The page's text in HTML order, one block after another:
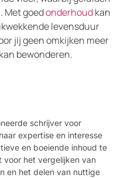
Met goedonderhoudkan
levensduur
jij geen omkijken meer
bewonderen.
schrijver voor
expertise en interesse
en boeiende inhoud te
voor het vergelijken van
en het delen van nuttige